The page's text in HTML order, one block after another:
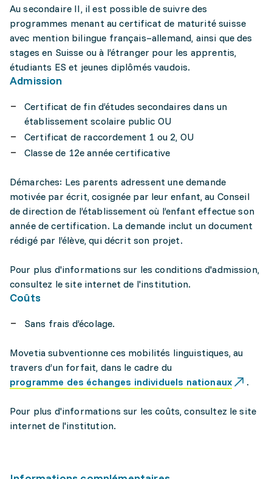
Au secondaire II, il est possible de suivre des
programmes menant au certificat de maturité suisse
avec mention bilingue français–allemand, ainsi que des
stages en Suisse ou à l’étranger pour les apprentis,
étudiants ES et jeunes diplômés vaudois.
Admission
Certificat de fin d’études secondaires dans un
établissement scolaire public OU
Certificat de raccordement 1 ou 2, OU
Classe de 12e année certificative
Démarches: Les parents adressent une demande
motivée par écrit, cosignée par leur enfant, au Conseil
de direction de l’établissement où l’enfant effectue son
année de certification. La demande inclut un document
rédigé par l’élève, qui décrit son projet.
Pour plus d'informations sur les conditions d'admission,
consultez le site internet de l'institution.
Coûts
Sans frais d’écolage.
Movetia subventionne ces mobilités linguistiques, au
travers d’un forfait, dans le cadre du
programme des échanges individuels nationaux
.
Pour plus d'informations sur les coûts, consultez le site
internet de l'institution.